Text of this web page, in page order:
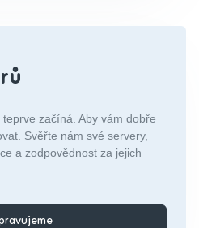
začíná. Aby vám dobře
Svěřte nám své servery,
a zodpovědnost za jejich